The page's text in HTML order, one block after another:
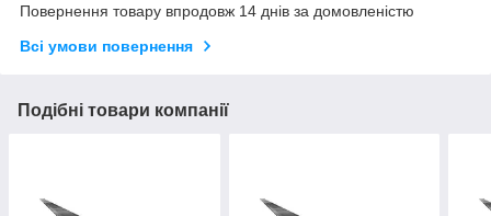
Повернення товару впродовж 14 днів за домовленістю
Всі умови повернення
Подібні товари компанії